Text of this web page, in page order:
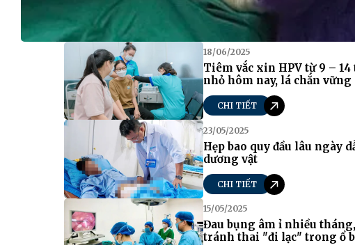
18/06/2025
Tiêm vắc xin HPV từ 9 –
nhỏ hôm nay, lá chắn
CHI TIẾT
23/05/2025
Hẹp bao quy đầu lâu ngày
dương vật
CHI TIẾT
15/05/2025
Đau bụng âm ỉ nhiều
tránh thai "đi lạc" trong ổ